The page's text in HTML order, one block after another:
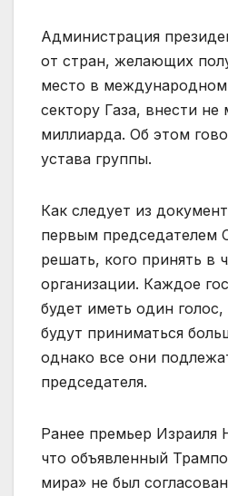
Администрация
от стран, желающих
место в
сектору Газа, внести не
миллиарда. Об этом
устава группы.
Как следует из
первым председателем
решать, кого принять в
организации. Каждое
будет иметь один
будут приниматься
однако все они
председателя.
Ранее премьер Израиля
что объявленный
мира» не был